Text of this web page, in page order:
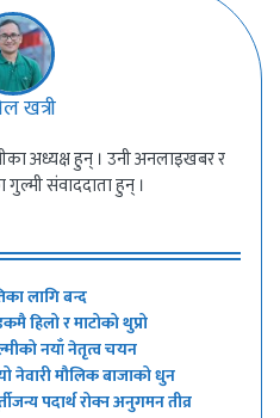
खत्री
अध्यक्ष हुन् । उनी अनलाइखबर र
संवाददाता हुन् ।
लागि बन्द
हिलो र माटोको थुप्रो
नयाँ नेतृत्व चयन
नेवारी मौलिक बाजाको धुन
पदार्थ रोक्न अनुगमन तीव्र